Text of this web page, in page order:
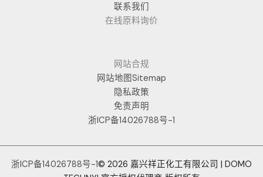
联系我们
在线原料询价
网站合规
网站地图Sitemap
隐私政策
免责声明
浙ICP备14026788号-1
浙ICP备14026788号-1© 2026 嘉兴祥正化工有限公司 | DOMO